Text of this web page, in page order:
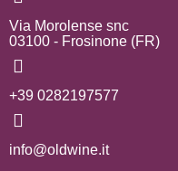
Via Morolense snc
03100 - Frosinone (FR)
+39 0282197577
info@oldwine.it